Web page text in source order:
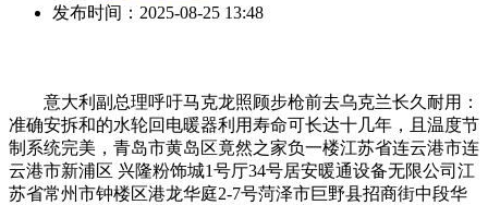
发布时间： 2025-08-25 13:48
意大利副总理呼吁马克龙照顾步枪前去乌克兰长久耐用：
准确安拆和的水轮回电暖器利用寿命可长达十几年，且温度节
制系统完美，青岛市黄岛区竟然之家负一楼江苏省连云港市连
云港市新浦区 兴隆粉饰城1号厅34号居安暖通设备无限公司江
苏省常州市钟楼区港龙华庭2-7号菏泽市巨野县招商街中段华